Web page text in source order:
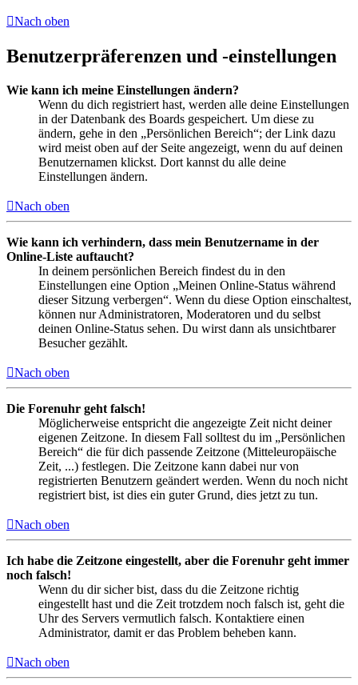
Nach oben
Benutzerpräferenzen und -einstellungen
Wie kann ich meine Einstellungen ändern?
Wenn du dich registriert hast, werden alle deine Einstellungen
in der Datenbank des Boards gespeichert. Um diese zu
ändern, gehe in den „Persönlichen Bereich“; der Link dazu
wird meist oben auf der Seite angezeigt, wenn du auf deinen
Benutzernamen klickst. Dort kannst du alle deine
Einstellungen ändern.
Nach oben
Wie kann ich verhindern, dass mein Benutzername in der
Online-Liste auftaucht?
In deinem persönlichen Bereich findest du in den
Einstellungen eine Option „Meinen Online-Status während
dieser Sitzung verbergen“. Wenn du diese Option einschaltest,
können nur Administratoren, Moderatoren und du selbst
deinen Online-Status sehen. Du wirst dann als unsichtbarer
Besucher gezählt.
Nach oben
Die Forenuhr geht falsch!
Möglicherweise entspricht die angezeigte Zeit nicht deiner
eigenen Zeitzone. In diesem Fall solltest du im „Persönlichen
Bereich“ die für dich passende Zeitzone (Mitteleuropäische
Zeit, ...) festlegen. Die Zeitzone kann dabei nur von
registrierten Benutzern geändert werden. Wenn du noch nicht
registriert bist, ist dies ein guter Grund, dies jetzt zu tun.
Nach oben
Ich habe die Zeitzone eingestellt, aber die Forenuhr geht immer
noch falsch!
Wenn du dir sicher bist, dass du die Zeitzone richtig
eingestellt hast und die Zeit trotzdem noch falsch ist, geht die
Uhr des Servers vermutlich falsch. Kontaktiere einen
Administrator, damit er das Problem beheben kann.
Nach oben